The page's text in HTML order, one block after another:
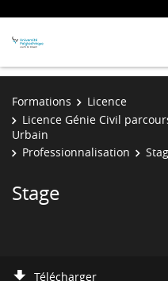
Formations
Licence
Licence Génie Civil
Urbain
Professionnalisation
Stage
Télécharger